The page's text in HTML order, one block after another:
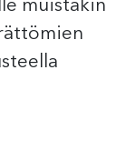
muistakin